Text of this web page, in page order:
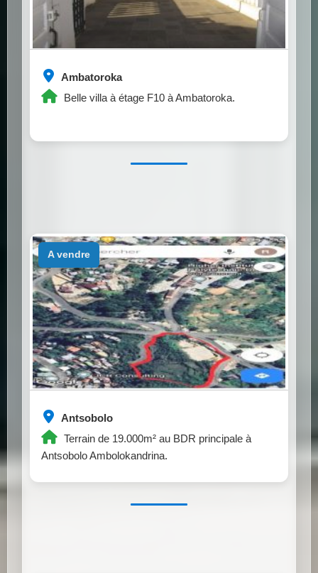
Ambatoroka
Belle villa à étage F10 à Ambatoroka.
Antsobolo
Terrain de 19.000m² au BDR principale à
Antsobolo Ambolokandrina.
a vendre